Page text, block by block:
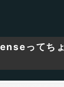
ってち